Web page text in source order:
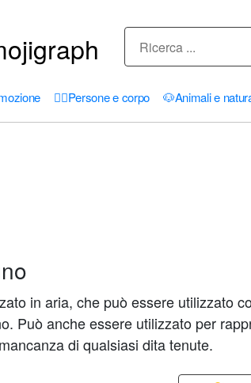
🤦‍♀️Persone e corpo 🐶Animali e
in aria, che può essere utilizzato
Può anche essere utilizzato per
di qualsiasi dita tenute.